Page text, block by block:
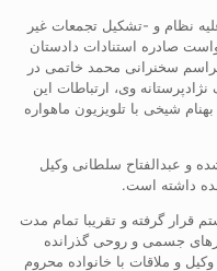
علیه نظام و -تشکیل تجمعات غیر
صادره استنادات دادستان
سخنرانی محمد خاتمی در
وی، ارتباطات این
شیخی با تلویزیون ماهواره
و عبدالفتاح سلطانی وکیل
داشته است.
قرار گرفته و تقریبا تمام مدت
تحت فشارهای جسمی و روحی گذرانده
و ملاقات با خانواده محروم